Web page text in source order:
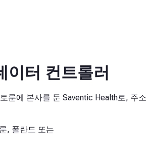
이터 컨트롤러
에 본사를 둔 Saventic Health로, 주
, 폴란드 또는